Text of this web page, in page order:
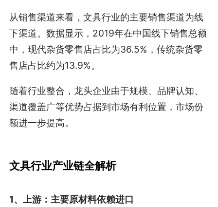
从销售渠道来看，文具行业的主要销售渠道为线
下渠道。数据显示，2019年在中国线下销售总额
中，现代杂货零售店占比为36.5%，传统杂货零
售店占比约为13.9%。
随着行业整合，龙头企业由于规模、品牌认知、
渠道覆盖广等优势占据到市场有利位置，市场份
额进一步提高。
文具行业产业链全解析
1、上游：主要原材料依赖进口